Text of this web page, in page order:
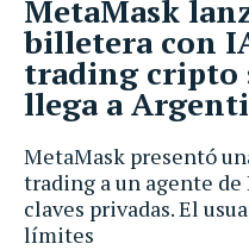
MetaMask presentó
trading a un agente
claves privadas. El
límites
MetaMask
billetera con
trading cripto
llega a